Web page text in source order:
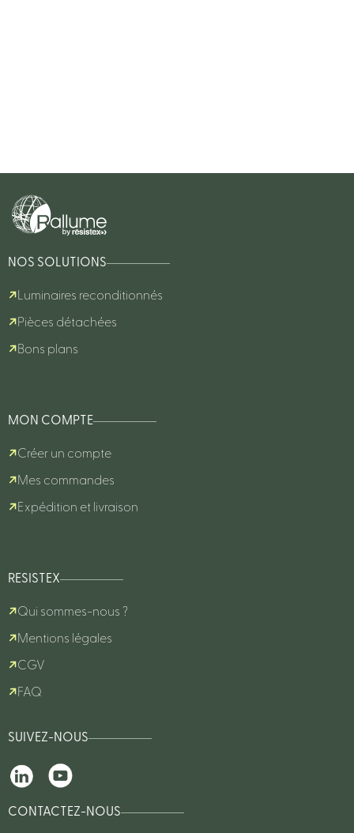
NOS SOLUTIONS
Luminaires reconditionnés
Pièces détachées
Bons plans
MON COMPTE
Créer un compte
Mes commandes
Expédition et livraison
RESISTEX
Qui sommes-nous ?
Mentions légales
CGV
FAQ
SUIVEZ-NOUS
CONTACTEZ-NOUS